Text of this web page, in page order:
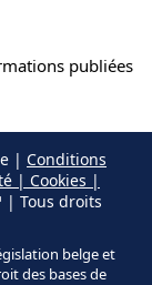
publiées
| Conditions
| Cookies |
Tous droits
belge et
des bases de